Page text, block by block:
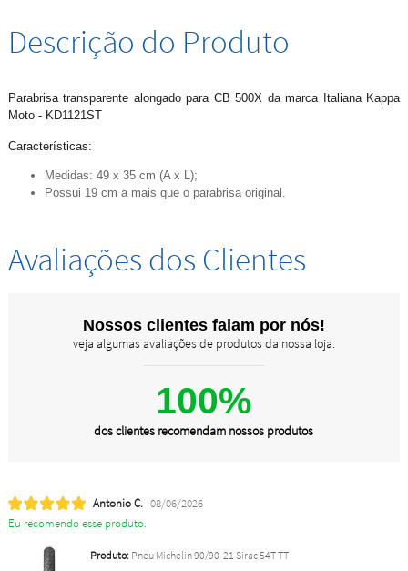
Descrição do Produto
Parabrisa transparente alongado para CB 500X da marca Italiana Kappa
Moto - KD1121ST
Características:
Medidas: 49 x 35 cm (A x L);
Possui 19 cm a mais que o parabrisa original.
Avaliações dos Clientes
Nossos clientes falam por nós!
veja algumas avaliações de produtos da nossa loja.
100%
dos clientes recomendam nossos produtos
Antonio C. 08/06/2026
Eu recomendo esse produto.
Produto:Pneu Michelin 90/90-21 Sirac 54T TT